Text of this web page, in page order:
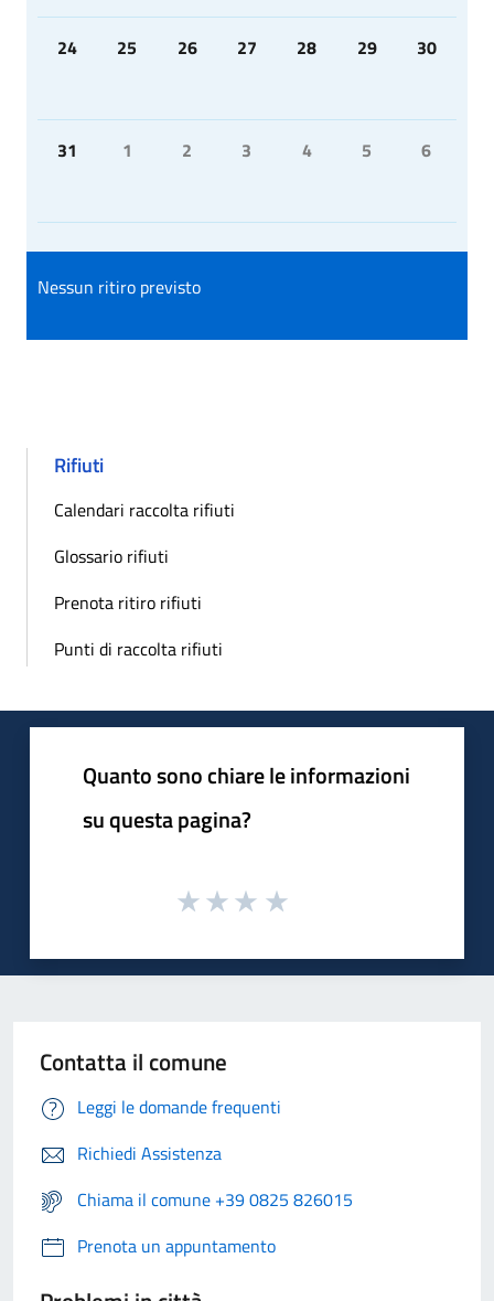
24 25 26 27 28 29 30
31 1 2 3 4 5 6
Nessun ritiro previsto
Rifiuti
Calendari raccolta rifiuti
Glossario rifiuti
Prenota ritiro rifiuti
Punti di raccolta rifiuti
Quanto sono chiare le informazioni
su questa pagina?
Contatta il comune
Leggi le domande frequenti
Richiedi Assistenza
Chiama il comune +39 0825 826015
Prenota un appuntamento